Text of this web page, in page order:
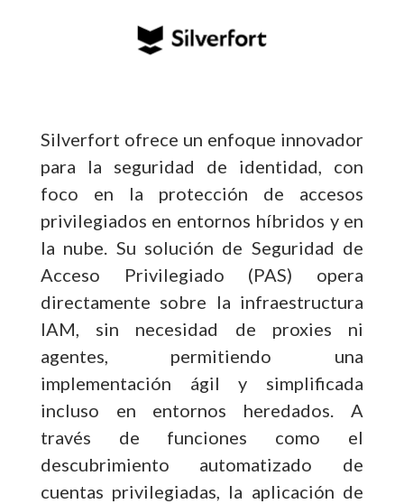
Silverfort ofrece un enfoque innovador
para la seguridad de identidad, con
foco en la protección de accesos
privilegiados en entornos híbridos y en
la nube. Su solución de Seguridad de
Acceso Privilegiado (PAS) opera
directamente sobre la infraestructura
IAM, sin necesidad de proxies ni
agentes, permitiendo una
implementación ágil y simplificada
incluso en entornos heredados. A
través de funciones como el
descubrimiento automatizado de
cuentas privilegiadas, la aplicación de